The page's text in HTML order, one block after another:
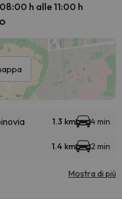
h alle 11:00 h
1.3 km 4 min
1.4 km 2 min
Mostra di più